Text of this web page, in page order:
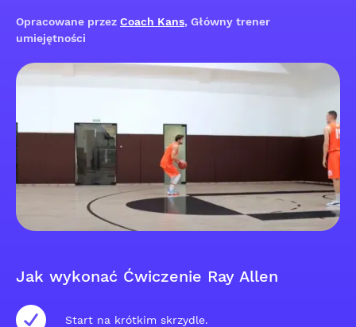
Opracowane przez Coach Kans, Główny trener
umiejętności
Jak wykonać Ćwiczenie Ray Allen
Start na krótkim skrzydle.